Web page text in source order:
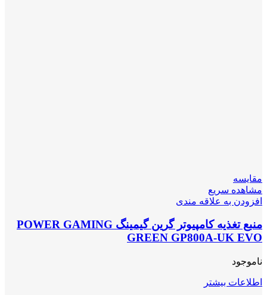
مقایسه
مشاهده سریع
افزودن به علاقه مندی
منبع تغذیه کامپیوتر گرین گیمینگ POWER GAMING
GREEN GP800A-UK EVO
ناموجود
اطلاعات بیشتر